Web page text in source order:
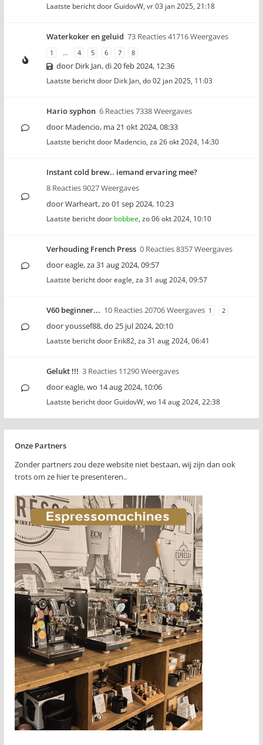
Laatste bericht doorGuidovW, vr 03 jan 2025, 21:18
Waterkoker en geluid 73 Reacties 41716 Weergaves
1 … 4 5 6 7 8
door Dirk Jan,di 20 feb 2024, 12:36
Laatste bericht door Dirk Jan, do 02 jan 2025, 11:03
Hario syphon 6 Reacties 7338 Weergaves
door Madencio, ma 21 okt 2024, 08:33
Laatste bericht door Madencio, za 26 okt 2024, 14:30
Instant cold brew.. iemand ervaring mee?
8 Reacties 9027 Weergaves
doorWarheart,zo 01 sep 2024, 10:23
Laatste bericht door bobbee, zo 06 okt 2024, 10:10
Verhouding French Press 0 Reacties 8357 Weergaves
dooreagle,za 31 aug 2024, 09:57
Laatste bericht dooreagle, za 31 aug 2024, 09:57
V60 beginner... 10 Reacties 20706 Weergaves 1 2
dooryoussef88,do 25 jul 2024, 20:10
Laatste bericht door Erik82, za 31 aug 2024, 06:41
Gelukt !!! 3 Reacties 11290 Weergaves
dooreagle,wo 14 aug 2024, 10:06
Laatste bericht doorGuidovW, wo 14 aug 2024, 22:38
Onze Partners
Zonder partners zou deze website niet bestaan, wij zijn dan ook
trots om ze hier te presenteren..